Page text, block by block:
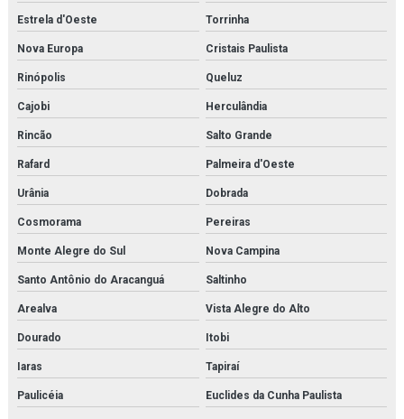
Estrela d'Oeste Torrinha
Nova Europa Cristais Paulista
Rinópolis Queluz
Cajobi Herculândia
Rincão Salto Grande
Rafard Palmeira d'Oeste
Urânia Dobrada
Cosmorama Pereiras
Monte Alegre do Sul Nova Campina
Santo Antônio do Aracanguá Saltinho
Arealva Vista Alegre do Alto
Dourado Itobi
Iaras Tapiraí
Paulicéia Euclides da Cunha Paulista